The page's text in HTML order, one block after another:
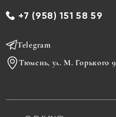
+7 (958) 151 58 59
Telegram
Тюмень, ул. М. Горького